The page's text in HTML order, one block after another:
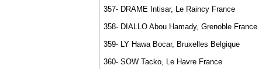
357- DRAME Intisar, Le Raincy France
358- DIALLO Abou Hamady, Grenoble France
359- LY Hawa Bocar, Bruxelles Belgique
360- SOW Tacko, Le Havre France